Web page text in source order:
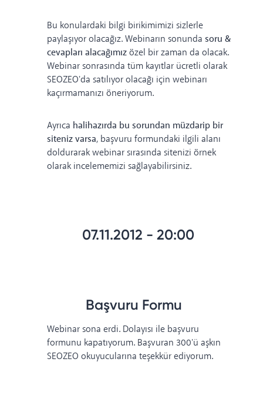
Bu konulardaki bilgi birikimimizi sizlerle
paylaşıyor olacağız. Webinarın sonunda soru &
cevapları alacağımızözel bir zaman da olacak.
Webinar sonrasında tüm kayıtlar ücretli olarak
SEOZEO'da satılıyor olacağı için webinarı
kaçırmamanızı öneriyorum.
Ayrıca halihazırda bu sorundan müzdarip bir
siteniz varsa, başvuru formundaki ilgili alanı
doldurarak webinar sırasında sitenizi örnek
olarak incelememizi sağlayabilirsiniz.
07.11.2012 - 20:00
Başvuru Formu
Webinar sona erdi. Dolayısı ile başvuru
formunu kapatıyorum. Başvuran 300'ü aşkın
SEOZEO okuyucularına teşekkür ediyorum.